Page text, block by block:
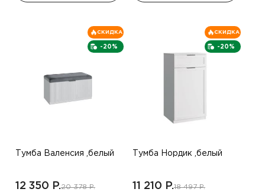
-20%
СКИДКА
Тумба Валенсия ,белый
12 350 P.20 378 P.
-20%
СКИДКА
Тумба Нордик ,белый
11 210 P.18 497 P.